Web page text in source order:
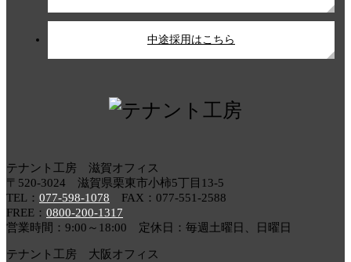
中途採用はこちら
テナント工房 滋賀オフィス
〒520-3024 滋賀県栗東市小柿5丁目13-5
TEL： 077-598-1078 FAX：077-551-2588
FREE： 0800-200-1317
営業時間：9:00～18:00 定休日：毎週土曜日、日曜日
テナント工房 大阪オフィス